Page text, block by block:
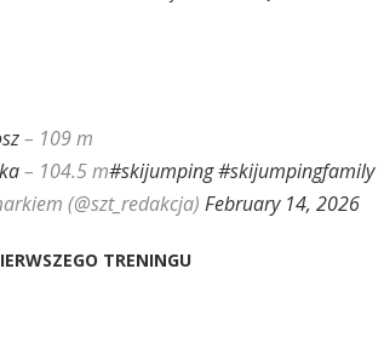
– 109 m
– 104.5 m#skijumping#skijumpingfamily
(@szt_redakcja) February 14, 2026
TRENINGU